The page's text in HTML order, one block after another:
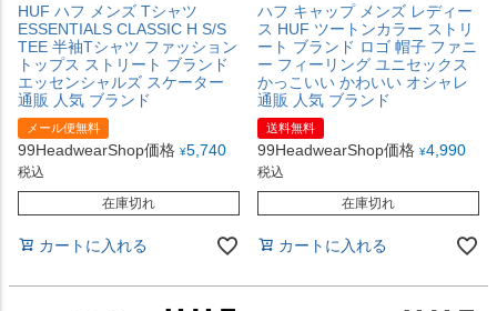
HUF ハフ メンズ Tシャツ
ESSENTIALS CLASSIC H S/S
TEE 半袖Tシャツ ファッション
トップス ストリート ブランド
エッセンシャルズ スケーター
通販 人気 ブランド
メール便無料
99HeadwearShop価格 ¥5,740
税込
在庫切れ
カートに入れる
ハフ キャップ メンズ レディー
ス HUF ツートンカラー ストリ
ート ブランド ロゴ 帽子 ファニ
ー フィーリング ユニセックス
かっこいい かわいい オシャレ
通販 人気 ブランド
送料無料
99HeadwearShop価格 ¥4,990
税込
在庫切れ
カートに入れる